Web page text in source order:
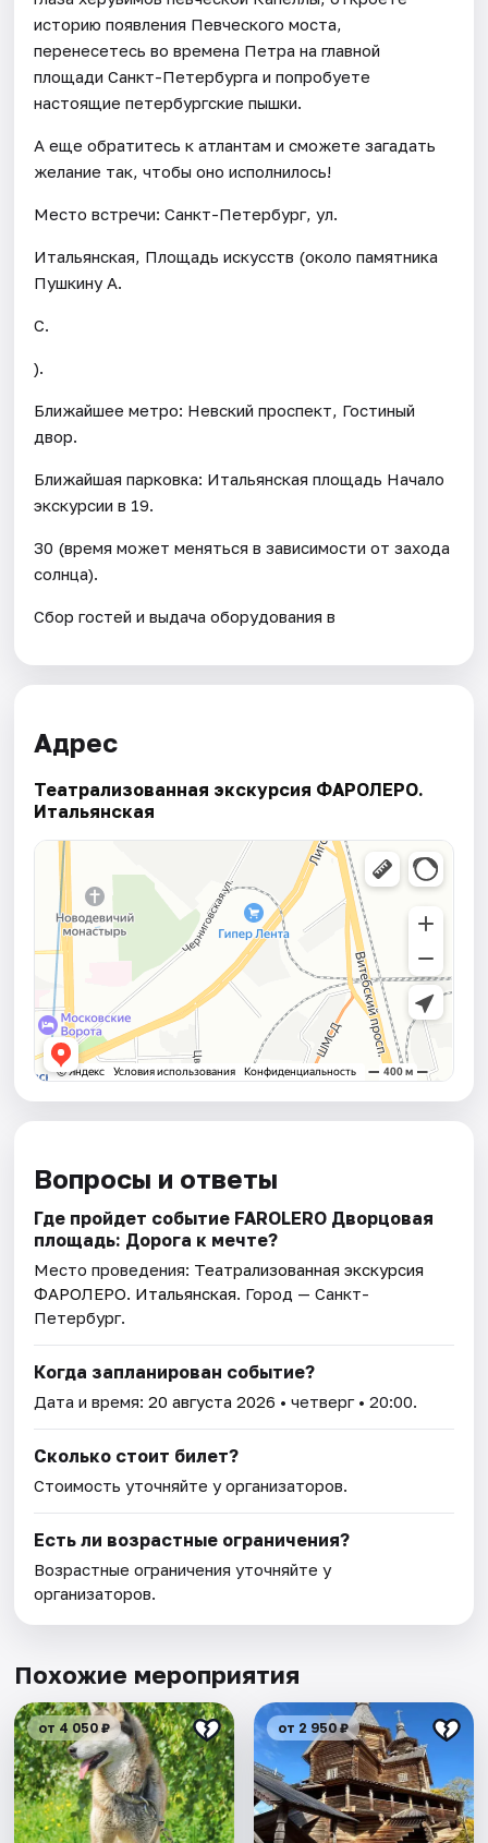
историю появления Певческого моста,
перенесетесь во времена Петра на главной
площади Санкт-Петербурга и попробуете
настоящие петербургские пышки.
А еще обратитесь к атлантам и сможете загадать
желание так, чтобы оно исполнилось!
Место встречи: Санкт-Петербург, ул.
Итальянская, Площадь искусств (около памятника
Пушкину А.
С.
).
Ближайшее метро: Невский проспект, Гостиный
двор.
Ближайшая парковка: Итальянская площадь Начало
экскурсии в 19.
30 (время может меняться в зависимости от захода
солнца).
Сбор гостей и выдача оборудования в
Адрес
Театрализованная экскурсия ФАРОЛЕРО.
Итальянская
Вопросы и ответы
Где пройдет событие FAROLERO Дворцовая
площадь: Дорога к мечте?
Место проведения: Театрализованная экскурсия
ФАРОЛЕРО. Итальянская. Город — Санкт-
Петербург.
Когда запланирован событие?
Дата и время:20 августа 2026 • четверг • 20:00.
Сколько стоит билет?
Стоимость уточняйте у организаторов.
Есть ли возрастные ограничения?
Возрастные ограничения уточняйте у
организаторов.
Похожие мероприятия
от 4 050 ₽ от 2 950 ₽